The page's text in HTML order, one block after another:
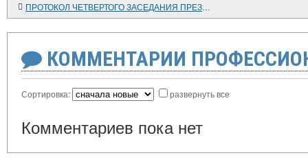
ПРОТОКОЛ ЧЕТВЕРТОГО ЗАСЕДАНИЯ ПРЕЗИДИУМА МЕЖДУНАРОДНОГО КОМИТЕТА СЛАВИСТОВ, СОСТОЯВШЕГОСЯ В Г. ОХРИДЕ (РЕСПУБЛИКА МАКЕДОНИЯ) 14 - 17 СЕНТЯБРЯ 2007 ГОДА
КОММЕНТАРИИ
Сортировка: развернуть все
Комментариев пока нет